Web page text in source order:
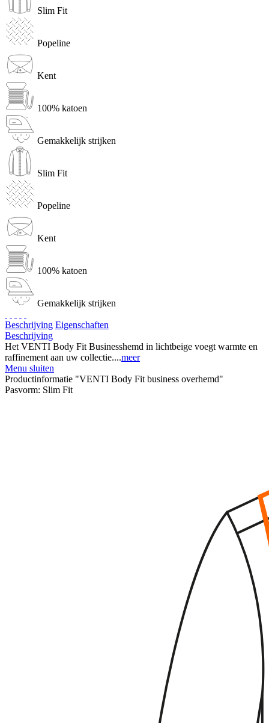
Slim Fit
Popeline
Kent
100% katoen
Gemakkelijk strijken
Slim Fit
Popeline
Kent
100% katoen
Gemakkelijk strijken
Beschrijving Eigenschaften
Beschrijving
Het VENTI Body Fit Businesshemd in lichtbeige voegt warmte en
raffinement aan uw collectie....meer
Menu sluiten
Productinformatie "VENTI Body Fit business overhemd"
Pasvorm: Slim Fit